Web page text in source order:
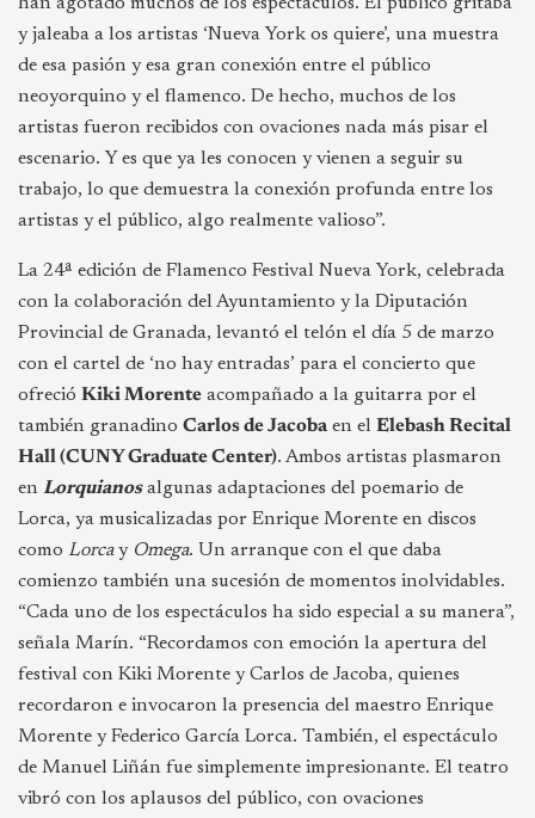
y jaleaba a los artistas ‘Nueva York os quiere’, una muestra
de esa pasión y esa gran conexión entre el público
neoyorquino y el flamenco. De hecho, muchos de los
artistas fueron recibidos con ovaciones nada más pisar el
escenario. Y es que ya les conocen y vienen a seguir su
trabajo, lo que demuestra la conexión profunda entre los
artistas y el público, algo realmente valioso”.
La 24ª edición de Flamenco Festival Nueva York, celebrada
con la colaboración del Ayuntamiento y la Diputación
Provincial de Granada, levantó el telón el día 5 de marzo
con el cartel de ‘no hay entradas’ para el concierto que
ofreció Kiki Morente acompañado a la guitarra por el
también granadino Carlos de Jacoba en el Elebash Recital
Hall (CUNY Graduate Center). Ambos artistas plasmaron
en Lorquianosalgunas adaptaciones del poemario de
Lorca, ya musicalizadas por Enrique Morente en discos
como Lorcay Omega. Un arranque con el que daba
comienzo también una sucesión de momentos inolvidables.
“Cada uno de los espectáculos ha sido especial a su manera”,
señala Marín. “Recordamos con emoción la apertura del
festival con Kiki Morente y Carlos de Jacoba, quienes
recordaron e invocaron la presencia del maestro Enrique
Morente y Federico García Lorca. También, el espectáculo
de Manuel Liñán fue simplemente impresionante. El teatro
vibró con los aplausos del público, con ovaciones